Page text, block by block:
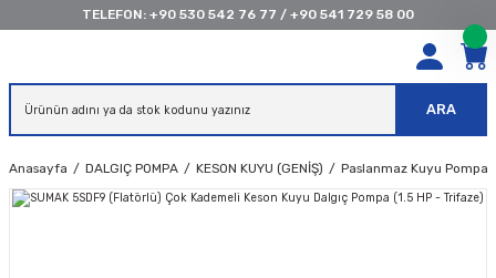
TELEFON: +90 530 542 76 77 / +90 541 729 58 00
ARA
Anasayfa DALGIÇ POMPA KESON KUYU (GENİŞ) Paslanmaz Kuyu Pompası